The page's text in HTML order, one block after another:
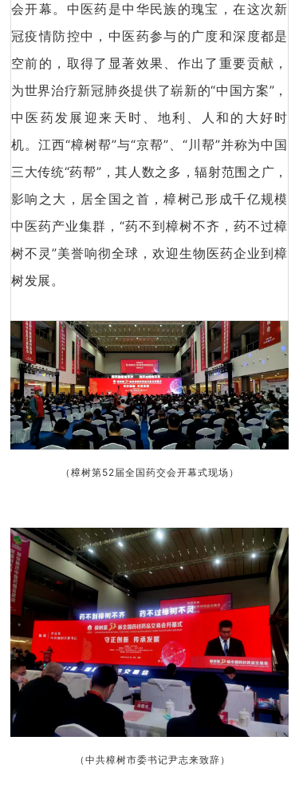
会开幕。中医药是中华民族的瑰宝，在这次新
冠疫情防控中，中医药参与的广度和深度都是
空前的，取得了显著效果、作出了重要贡献，
为世界治疗新冠肺炎提供了崭新的“中国方案”，
中医药发展迎来天时、地利、人和的大好时
机。江西“樟树帮”与“京帮”、“川帮”并称为中国
三大传统“药帮”，其人数之多，辐射范围之广，
影响之大，居全国之首，樟树己形成千亿规模
中医药产业集群，“药不到樟树不齐，药不过樟
树不灵”美誉响彻全球，欢迎生物医药企业到樟
树发展。
（樟树第52届全国药交会开幕式现场）
（中共樟树市委书记尹志来致辞 ）